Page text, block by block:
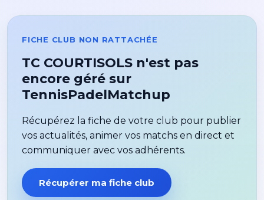
FICHE CLUB NON RATTACHÉE
TC COURTISOLS n'est pas
encore géré sur
TennisPadelMatchup
Récupérez la fiche de votre club pour publier
vos actualités, animer vos matchs en direct et
communiquer avec vos adhérents.
Récupérer ma fiche club